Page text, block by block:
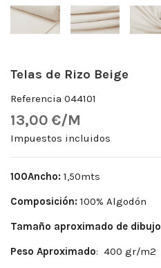
Telas de Rizo Beige
Referencia 044101
13,00 €/M
Impuestos incluidos
100Ancho: 1,50mts
Composición: 100% Algodón
Tamaño aproximado de dibujo
Peso Aproximado: 400 gr/m2